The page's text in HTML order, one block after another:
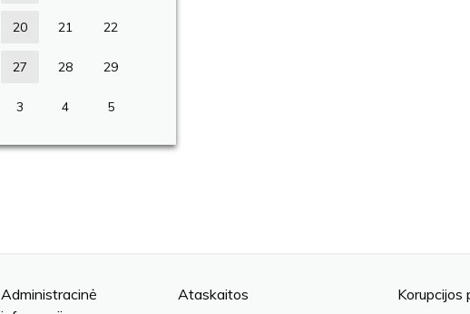
20 21 22
27 28 29
3 4 5
Administracinė
Ataskaitos Korupcijos